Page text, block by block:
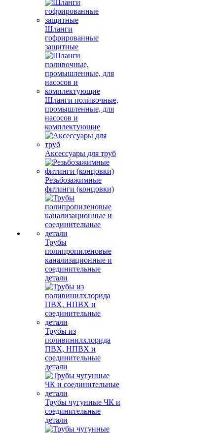
Шланги
гофрированные
защитные
Шланги поливочные,
промышленные, для
насосов и
комплектующие
Аксессуары для труб
Резьбозажимные
фитинги (концовки)
Трубы
полипропиленовые
канализационные и
соединительные
детали
Трубы из
поливинилхлорида
ПВХ, НПВХ и
соединительные
детали
Трубы чугунные ЧК и
соединительные
детали